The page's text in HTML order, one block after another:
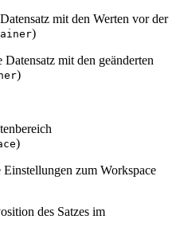
mit den Werten vor der
)
mit den geänderten
)
)
zum Workspace
des Satzes im